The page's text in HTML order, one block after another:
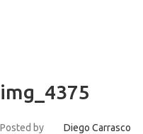
img_4375
Posted by
Diego Carrasco